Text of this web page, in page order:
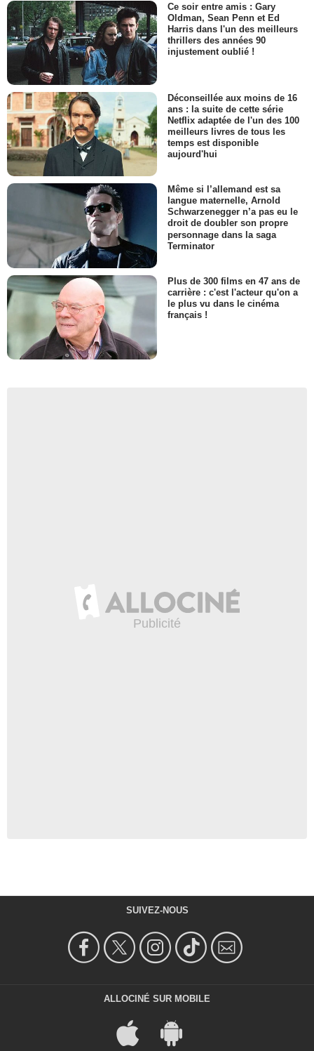
Ce soir entre amis : Gary
Oldman, Sean Penn et Ed
Harris dans l'un des meilleurs
thrillers des années 90
injustement oublié !
Déconseillée aux moins de 16
ans : la suite de cette série
Netflix adaptée de l'un des 100
meilleurs livres de tous les
temps est disponible
aujourd'hui
Même si l’allemand est sa
langue maternelle, Arnold
Schwarzenegger n’a pas eu le
droit de doubler son propre
personnage dans la saga
Terminator
Plus de 300 films en 47 ans de
carrière : c'est l'acteur qu'on a
le plus vu dans le cinéma
français !
SUIVEZ-NOUS
ALLOCINÉ SUR MOBILE